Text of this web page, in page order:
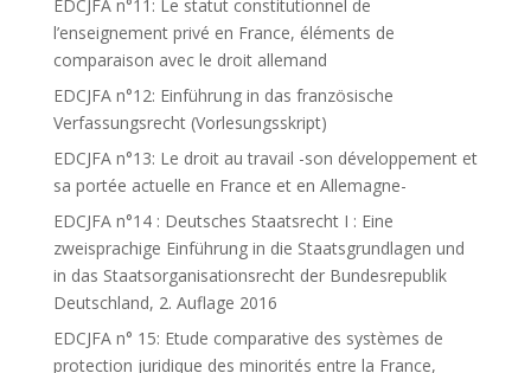
EDCJFA n°11: Le statut constitutionnel de
l’enseignement privé en France, éléments de
comparaison avec le droit allemand
EDCJFA n°12: Einführung in das französische
Verfassungsrecht (Vorlesungsskript)
EDCJFA n°13: Le droit au travail -son développement et
sa portée actuelle en France et en Allemagne-
EDCJFA n°14 : Deutsches Staatsrecht I : Eine
zweisprachige Einführung in die Staatsgrundlagen und
in das Staatsorganisationsrecht der Bundesrepublik
Deutschland, 2. Auflage 2016
EDCJFA n° 15: Etude comparative des systèmes de
protection juridique des minorités entre la France,